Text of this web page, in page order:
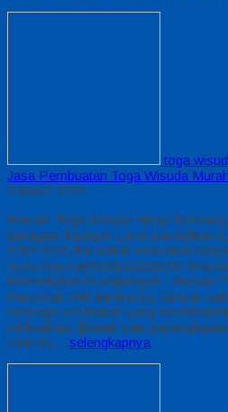
toga
Jasa Pembuatan Toga Wisuda
9 Maret 2026
Industri Toga Wisuda Harga
Beragam kategori Level pendidikan
2282-1060 Klik untuk konsultasi
https://wa.me/6281222821060
Menentukan Di lingkungan Lintasan
Personal Oleh karena itu, banyak
lembaga pendidikan yang
berkualitas. ||Salah satu
saat ini,… selengkapnya